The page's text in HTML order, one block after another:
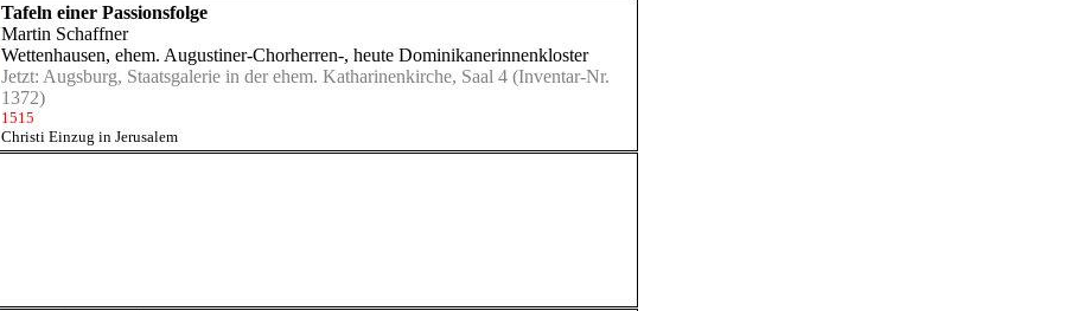
Tafeln einer Passionsfolge
Martin Schaffner
Wettenhausen, ehem. Augustiner-Chorherren-, heute Dominikanerinnenkloster
Jetzt: Augsburg, Staatsgalerie in der ehem. Katharinenkirche, Saal 4 (Inventar-Nr.
1372)
1515
Christi Einzug in Jerusalem